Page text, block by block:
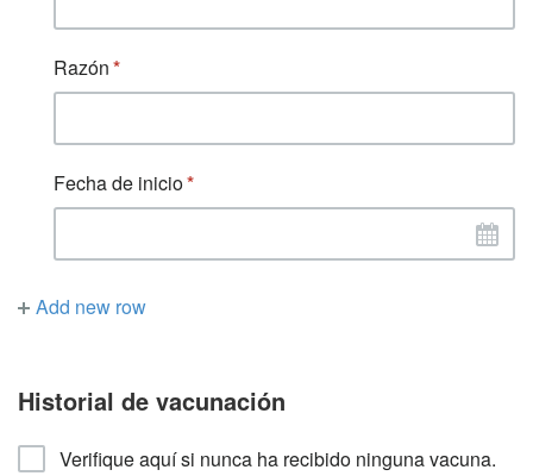
Razón
Fecha de inicio
Add new row
Historial de vacunación
Verifique aquí si nunca ha recibido ninguna vacuna.